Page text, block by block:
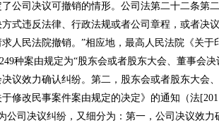
公司决议可撤销的情形。公司法第二十二条第
式违反法律、行政法规或者公司章程，或者决
人民法院撤销。”相应地，最高人民法院《关
种案由规定为“股东会或者股东大会、董事会
议效力确认纠纷。第二，股东会或者股东大会
修改民事案件案由规定的决定》的通知（法
公司决议纠纷，又细分为：第一，公司决议效